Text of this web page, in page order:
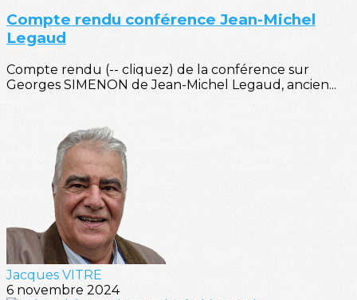
Compte rendu conférence Jean-Michel
Legaud
Compte rendu (-- cliquez) de la conférence sur
Georges SIMENON de Jean-Michel Legaud, ancien...
Jacques VITRE
6 novembre 2024